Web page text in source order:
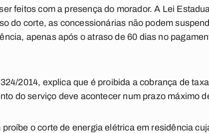
feitos com a presença do morador. A Lei
do corte, as concessionárias não podem
apenas após o atraso de 60 dias no
2014, explica que é proibida a cobrança de
do serviço deve acontecer num prazo máximo
o corte de energia elétrica em residência